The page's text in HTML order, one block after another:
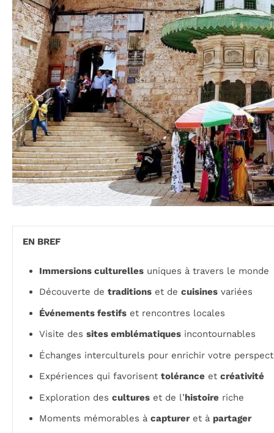
EN BREF
Immersions culturelles uniques à travers le monde
Découverte de traditions et de cuisines variées
Événements festifs et rencontres locales
Visite des sites emblématiques incontournables
Échanges interculturels pour enrichir votre
Expériences qui favorisent tolérance et créativité
Exploration des cultures et de l’histoire riche
Moments mémorables à captureret à partager